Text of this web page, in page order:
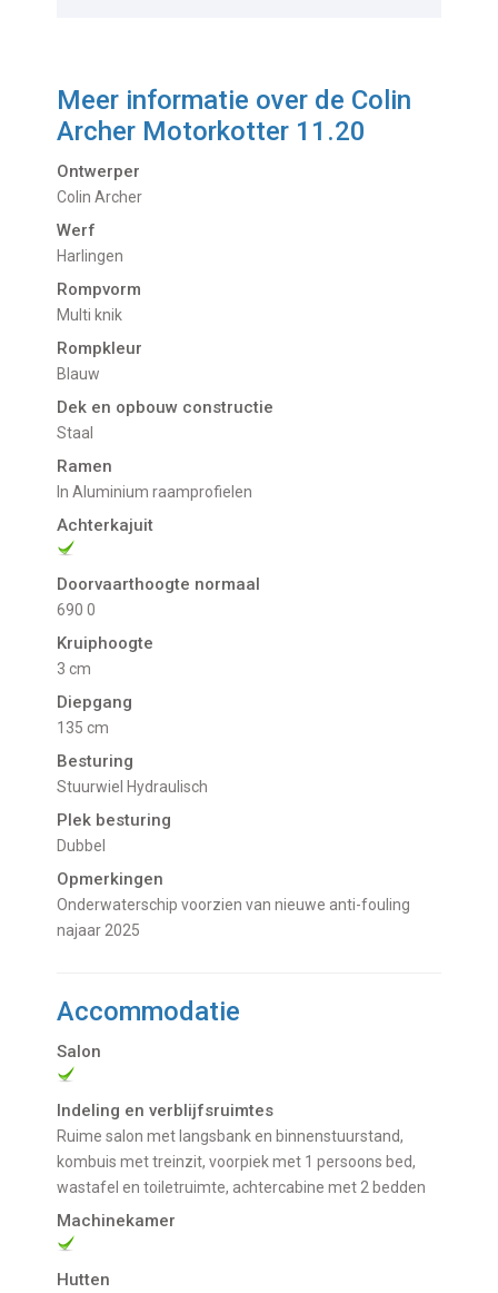
Meer informatie over de Colin
Archer Motorkotter 11.20
Ontwerper
Colin Archer
Werf
Harlingen
Rompvorm
Multi knik
Rompkleur
Blauw
Dek en opbouw constructie
Staal
Ramen
In Aluminium raamprofielen
Achterkajuit
Doorvaarthoogte normaal
690 0
Kruiphoogte
3 cm
Diepgang
135 cm
Besturing
Stuurwiel Hydraulisch
Plek besturing
Dubbel
Opmerkingen
Onderwaterschip voorzien van nieuwe anti-fouling
najaar 2025
Accommodatie
Salon
Indeling en verblijfsruimtes
Ruime salon met langsbank en binnenstuurstand,
kombuis met treinzit, voorpiek met 1 persoons bed,
wastafel en toiletruimte, achtercabine met 2 bedden
Machinekamer
Hutten